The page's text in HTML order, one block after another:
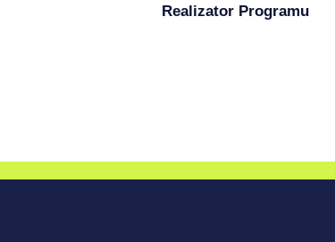
Realizator Programu